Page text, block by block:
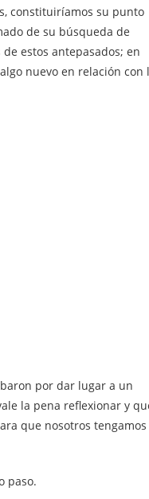
constituiríamos su punto
de su búsqueda de
estos antepasados; en
nuevo en relación con
por dar lugar a un
la pena reflexionar y
que nosotros tengamos
paso.